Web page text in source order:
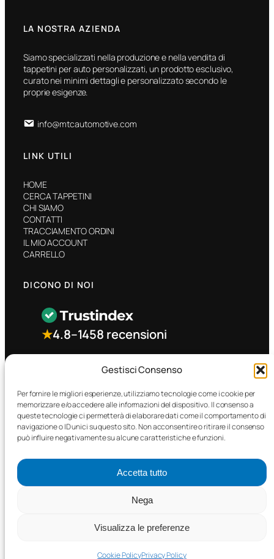
Gestisci Consenso
Per fornire le migliori esperienze, utilizziamo tecnologie come i cookie per
memorizzare e/o accedere alle informazioni del dispositivo. Il consenso a
queste tecnologie ci permetterà di elaborare dati come il comportamento di
navigazione o ID unici su questo sito. Non acconsentire o ritirare il consenso
può influire negativamente su alcune caratteristiche e funzioni.
Accetta tutto
Nega
Visualizza le preferenze
Cookie PolicyPrivacy Policy
LA NOSTRA AZIENDA
Siamo specializzati nella produzione e nella vendita di
tappetini per auto personalizzati, un prodotto esclusivo,
curato nei minimi dettagli e personalizzato secondo le
proprie esigenze.
info@mtcautomotive.com
LINK UTILI
HOME
CERCA TAPPETINI
CHI SIAMO
CONTATTI
TRACCIAMENTO ORDINI
IL MIO ACCOUNT
CARRELLO
DICONO DI NOI
★4.8–1458 recensioni
CONTATTO RAPIDO
Facebook
©2025 MTC Automotive s.r.l. . Tutti i diritti riservati. – P.I.